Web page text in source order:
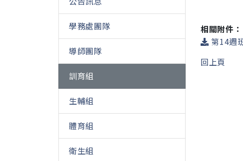
學務處團隊
導師團隊
訓育組
生輔組
體育組
衛生組
相關附件：
第14週
回上頁